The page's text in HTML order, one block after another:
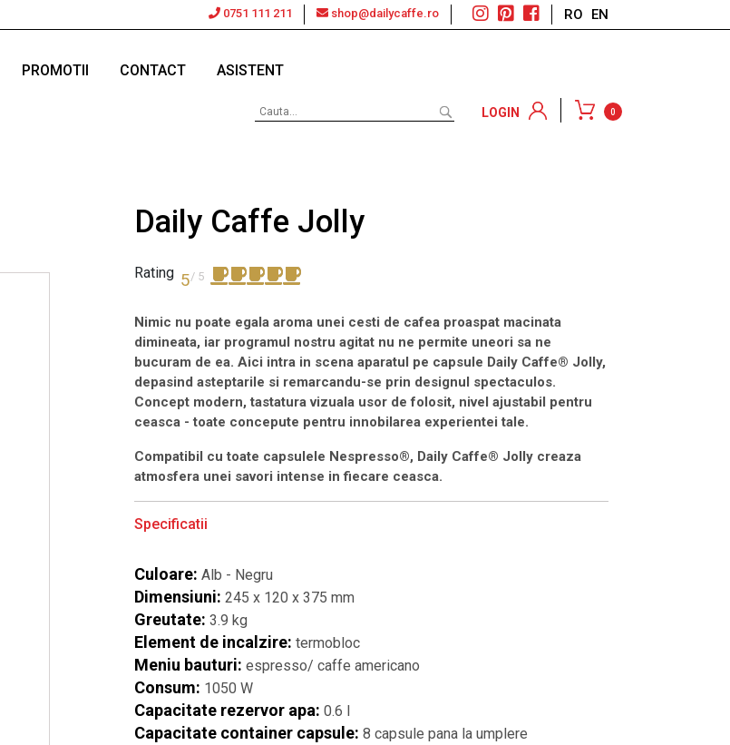
0751 111 211 shop@dailycaffe.ro RO EN
PROMOTII CONTACT ASISTENT
LOGIN 0
Daily Caffe Jolly
Rating 5/ 5
Nimic nu poate egala aroma unei cesti de cafea proaspat macinata
dimineata, iar programul nostru agitat nu ne permite uneori sa ne
bucuram de ea. Aici intra in scena aparatul pe capsule Daily Caffe® Jolly,
depasind asteptarile si remarcandu-se prin designul spectaculos.
Concept modern, tastatura vizuala usor de folosit, nivel ajustabil pentru
ceasca - toate concepute pentru innobilarea experientei tale.
Compatibil cu toate capsulele Nespresso®, Daily Caffe® Jolly creaza
atmosfera unei savori intense in fiecare ceasca.
Specificatii
Culoare: Alb - Negru
Dimensiuni: 245 x 120 x 375 mm
Greutate: 3.9 kg
Element de incalzire: termobloc
Meniu bauturi: espresso/ caffe americano
Consum: 1050 W
Capacitate rezervor apa: 0.6 l
Capacitate container capsule: 8 capsule pana la umplere